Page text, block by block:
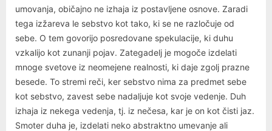
umovanja, običajno ne izhaja iz postavljene osnove. Zaradi
tega izžareva le sebstvo kot tako, ki se ne razločuje od
sebe. O tem govorijo posredovane spekulacije, ki duhu
vzkalijo kot zunanji pojav. Zategadelj je mogoče izdelati
mnoge svetove iz neomejene realnosti, ki daje zgolj prazne
besede. To stremi reči, ker sebstvo nima za predmet sebe
kot sebstvo, zavest sebe nadaljuje kot svoje vedenje. Duh
izhaja iz nekega vedenja, tj. iz nečesa, kar je on kot čisti jaz.
Smoter duha je, izdelati neko abstraktno umevanje ali